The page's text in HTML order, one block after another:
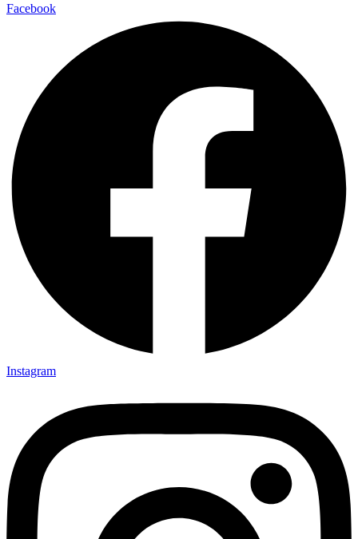
Facebook
Instagram